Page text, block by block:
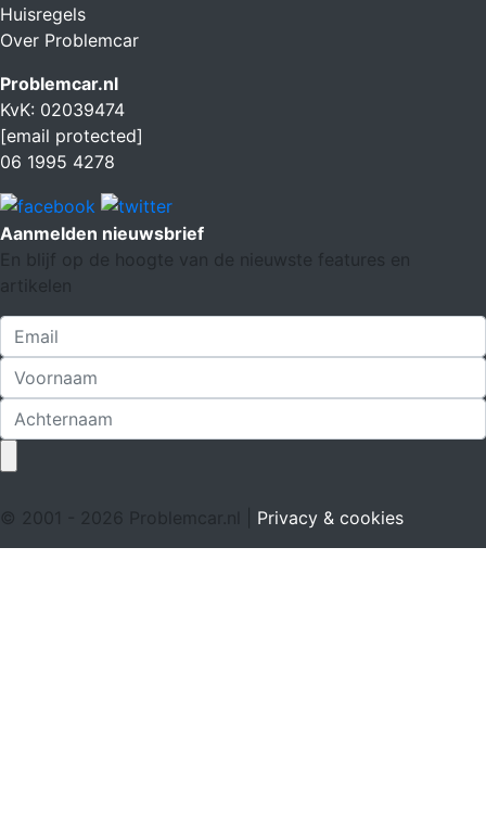
Huisregels
Over Problemcar
Problemcar.nl
KvK: 02039474
[email protected]
06 1995 4278
Aanmelden nieuwsbrief
En blijf op de hoogte van de nieuwste features en
artikelen
© 2001 - 2026 Problemcar.nl | Privacy & cookies